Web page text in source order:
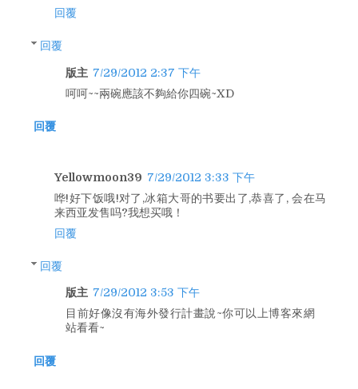
回覆
回覆
版主 7/29/2012 2:37 下午
呵呵~~兩碗應該不夠給你四碗~XD
回覆
Yellowmoon39 7/29/2012 3:33 下午
哗!好下饭哦!对了,冰箱大哥的书要出了,恭喜了, 会在马
来西亚发售吗?我想买哦！
回覆
回覆
版主 7/29/2012 3:53 下午
目前好像沒有海外發行計畫說~你可以上博客來網
站看看~
回覆